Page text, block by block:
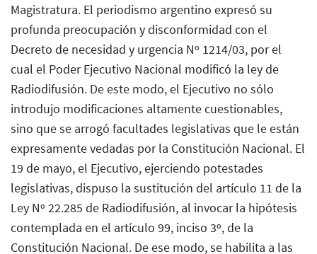
Magistratura. El periodismo argentino expresó su
profunda preocupación y disconformidad con el
Decreto de necesidad y urgencia Nº 1214/03, por el
cual el Poder Ejecutivo Nacional modificó la ley de
Radiodifusión. De este modo, el Ejecutivo no sólo
introdujo modificaciones altamente cuestionables,
sino que se arrogó facultades legislativas que le están
expresamente vedadas por la Constitución Nacional. El
19 de mayo, el Ejecutivo, ejerciendo potestades
legislativas, dispuso la sustitución del artículo 11 de la
Ley Nº 22.285 de Radiodifusión, al invocar la hipótesis
contemplada en el artículo 99, inciso 3º, de la
Constitución Nacional. De ese modo, se habilita a las